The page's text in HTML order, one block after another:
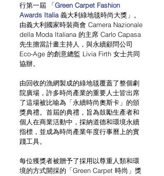
行第一屆 「Green Carpet Fashion
Awards Italia 義大利綠地毯時尚大獎」。
由義大利國家時裝商會 Camera Nazionale
della Moda Italiana 的主席 Carlo Capasa
先生擔當計畫主持人，與永續顧問公司
Eco-Age 的創意總監 Livia Firth 女士共同
協辦。
由回收的漁網製成的綠地毯覆蓋了整個劇
院廣場，許多時尚產業的重要人士皆出席
了這場被比喻為「永續時尚奧斯卡」的頒
獎典禮。首屆的典禮，旨為鼓勵生產者和
個人在商業活動中，採納道德和環境永續
指標，並成為時尚產業年度行事曆上的實
踐工具。
每位獲獎者被贈予了採用以尊重人類和環
境的方式開採的「Green Carpet 時尚」獎